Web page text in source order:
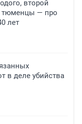
второй
тюменцы — про
лет
в деле убийства